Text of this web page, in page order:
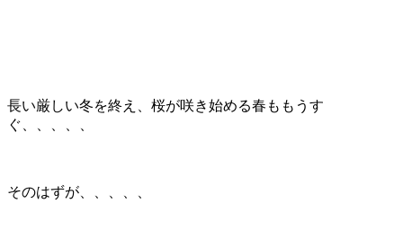
長い厳しい冬を終え、桜が咲き始める春ももうす
ぐ、、、、、
そのはずが、、、、、